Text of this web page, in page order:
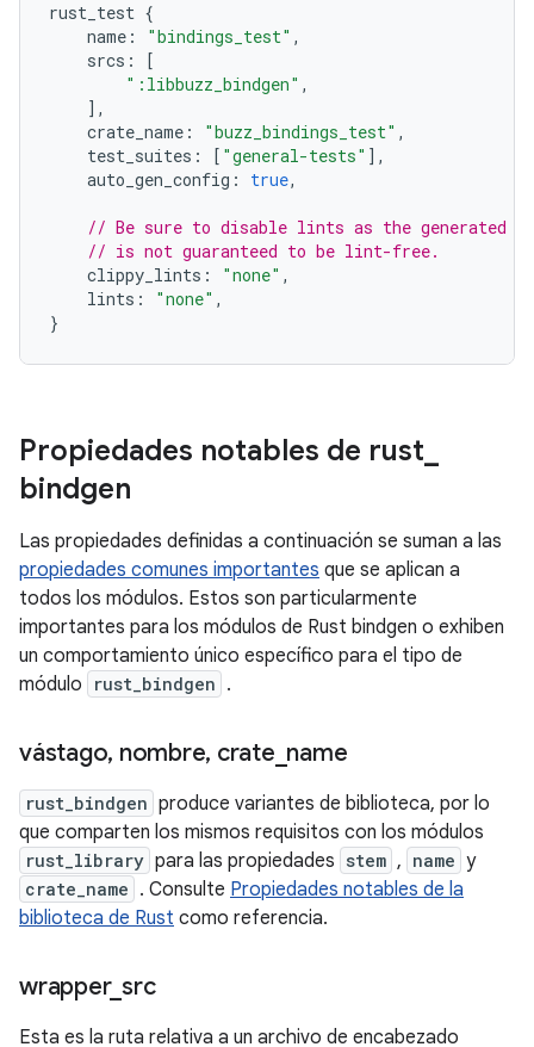
rust_test {
name : "bindings_test" ,
srcs :
[
":libbuzz_bindgen" ,
],
crate_name : "buzz_bindings_test" ,
test_suites : [ "general-tests" ],
auto_gen_config : true,
// Be sure to disable lints as the generated
// is not guaranteed to be lint-free.
clippy_lints : "none" ,
lints : "none" ,
}
Propiedades notables de rust
bindgen
Las propiedades definidas a continuación se suman a las
propiedades comunes importantes que se aplican a
todos los módulos. Estos son particularmente
importantes para los módulos de Rust bindgen o exhiben
un comportamiento único específico para el tipo de
módulo
rust_bindgen .
vástago, nombre, crate name
rust_bindgen produce variantes de biblioteca, por lo
que comparten los mismos requisitos con los módulos
rust_library para las propiedades stem , name y
crate_name . Consulte Propiedades notables de la
biblioteca de Rust como referencia.
wrapper_ src
Esta es la ruta relativa a un archivo de encabezado